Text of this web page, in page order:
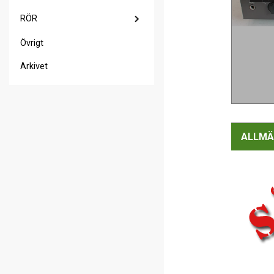
RÖR
Övrigt
Arkivet